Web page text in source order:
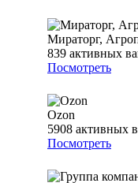
Мираторг,
839 активных
Посмотреть
Ozon
5908 активных
Посмотреть